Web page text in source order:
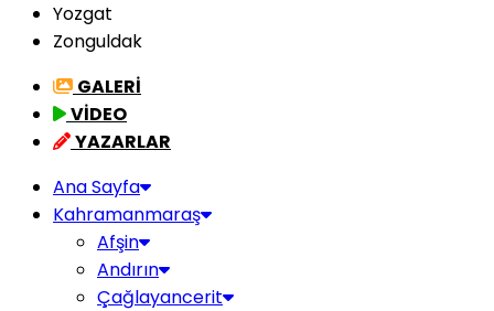
Yozgat
Zonguldak
GALERİ
VİDEO
YAZARLAR
Ana Sayfa
Kahramanmaraş
Afşin
Andırın
Çağlayancerit